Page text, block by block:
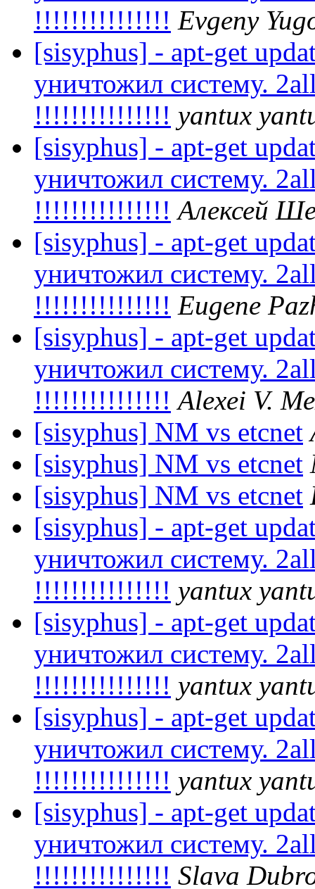
!!!!!!!!!!!!!!! Evgeny
[sisyphus] - apt-get
уничтожил систему.
!!!!!!!!!!!!!!! yantux
[sisyphus] - apt-get
уничтожил систему.
!!!!!!!!!!!!!!! Алексей
[sisyphus] - apt-get
уничтожил систему.
!!!!!!!!!!!!!!! Eugene
[sisyphus] - apt-get
уничтожил систему.
!!!!!!!!!!!!!!! Alexei V.
[sisyphus] NM vs etcnet
[sisyphus] NM vs etcnet
[sisyphus] NM vs etcnet
[sisyphus] - apt-get
уничтожил систему.
!!!!!!!!!!!!!!! yantux
[sisyphus] - apt-get
уничтожил систему.
!!!!!!!!!!!!!!! yantux
[sisyphus] - apt-get
уничтожил систему.
!!!!!!!!!!!!!!! yantux
[sisyphus] - apt-get
уничтожил систему.
!!!!!!!!!!!!!!! Slava